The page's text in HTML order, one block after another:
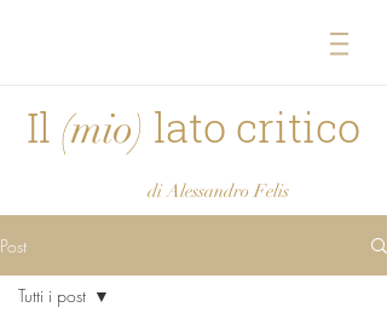
Il (mio) lato critico
di Alessandro Felis
Post
Tutti i post